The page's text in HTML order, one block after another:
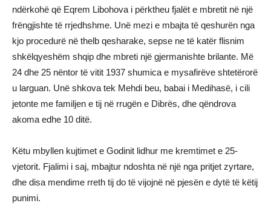
ndërkohë që Eqrem Libohova i përktheu fjalët e mbretit në një
frëngjishte të rrjedhshme. Unë mezi e mbajta të qeshurën nga
kjo procedurë në thelb qesharake, sepse ne të katër flisnim
shkëlqyeshëm shqip dhe mbreti një gjermanishte brilante. Më
24 dhe 25 nëntor të vitit 1937 shumica e mysafirëve shtetërorë
u larguan. Unë shkova tek Mehdi beu, babai i Medihasë, i cili
jetonte me familjen e tij në rrugën e Dibrës, dhe qëndrova
akoma edhe 10 ditë.
Këtu mbyllen kujtimet e Godinit lidhur me kremtimet e 25-
vjetorit. Fjalimi i saj, mbajtur ndoshta në një nga pritjet zyrtare,
dhe disa mendime rreth tij do të vijojnë në pjesën e dytë të këtij
punimi.